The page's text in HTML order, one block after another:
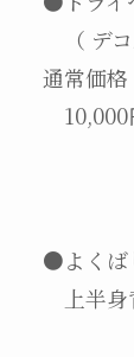
（ デコ
通
●よくば
上半身